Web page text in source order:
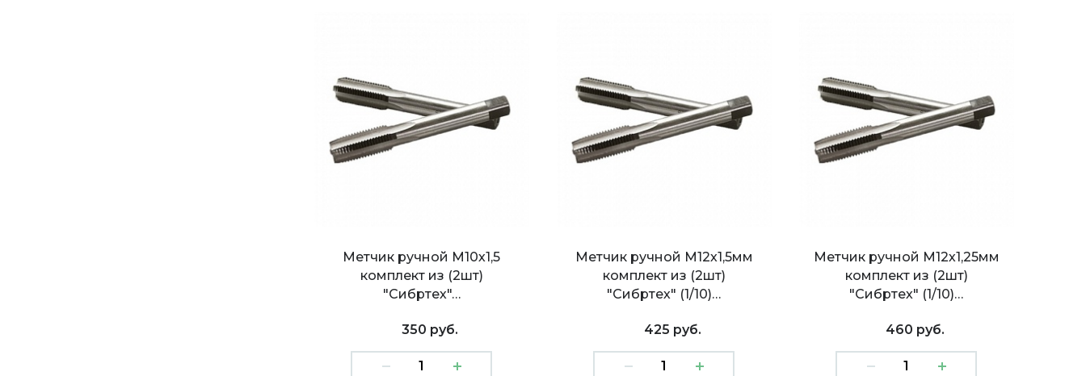
Метчик ручной М10х1,5
комплект из (2шт)
"Сибртех"…
350 руб.
Метчик ручной М12х1,5мм
комплект из (2шт)
"Сибртех" (1/10)…
425 руб.
Метчик ручной М12х1,25мм
комплект из (2шт)
"Сибртех" (1/10)…
460 руб.